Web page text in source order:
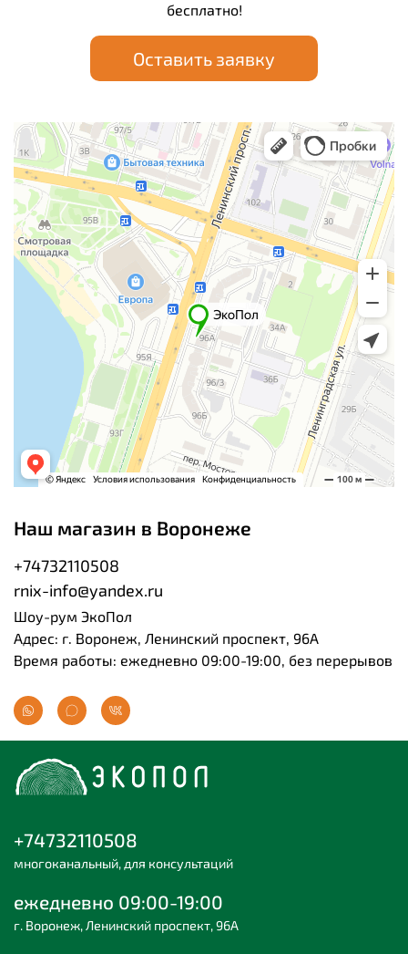
бесплатно!
Оставить заявку
Наш магазин в Воронеже
+74732110508
rnix-info@yandex.ru
Шоу-рум ЭкоПол
Адрес: г. Воронеж, Ленинский проспект, 96А
Время работы: ежедневно 09:00-19:00, без перерывов
+74732110508
многоканальный, для консультаций
ежедневно 09:00-19:00
г. Воронеж, Ленинский проспект, 96А